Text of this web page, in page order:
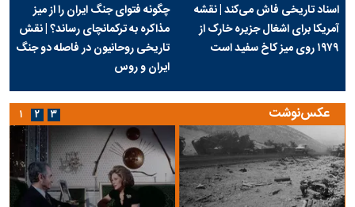
اسناد تاریخی فاش می‌کند | نقشه
آمریکا برای اشغال جزیره خارک از
۱۹۷۹ روی میز کاخ سفید است
چگونه فتوای جنگ ایران را از میز
مذاکره به ترکمانچای رساند؟ | نقش
تاریخی روحانیون در فاصله دو جنگ
ایران و روس
عکس‌نوشت ۱ ۲ ۳